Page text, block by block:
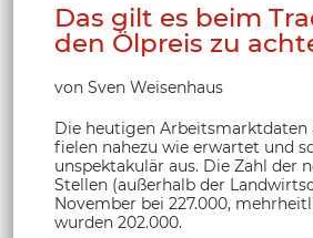
Das gilt es beim
den Ölpreis zu
von Sven Weisenhaus
Die heutigen Arbeitsmarktdaten
fielen nahezu wie erwartet und
unspektakulär aus. Die Zahl der
Stellen (außerhalb der
November bei 227.000,
wurden 202.000.